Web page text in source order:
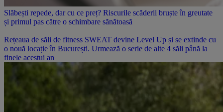
Slăbești repede, dar cu ce preț? Riscurile scăderii bruște în greutate
și primul pas către o schimbare sănătoasă
Rețeaua de săli de fitness SWEAT devine Level Up și se extinde cu
o nouă locație în București. Urmează o serie de alte 4 săli până la
finele acestui an